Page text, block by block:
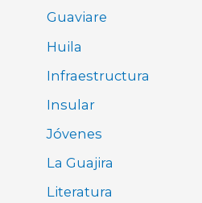
Guaviare
Huila
Infraestructura
Insular
Jóvenes
La Guajira
Literatura